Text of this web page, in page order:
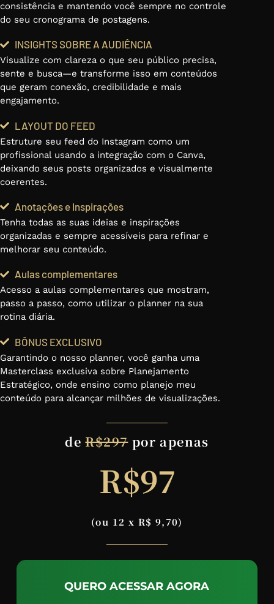
consistência e mantendo você sempre no controle
do seu cronograma de postagens.
INSIGHTS SOBRE A AUDIÊNCIA
Visualize com clareza o que seu público precisa,
sente e busca—e transforme isso em conteúdos
que geram conexão, credibilidade e mais
engajamento.
LAYOUT DO FEED
Estruture seu feed do Instagram como um
profissional usando a integração com o Canva,
deixando seus posts organizados e visualmente
coerentes.
Anotações e Inspirações
Tenha todas as suas ideias e inspirações
organizadas e sempre acessíveis para refinar e
melhorar seu conteúdo.
Aulas complementares
Acesso a aulas complementares que mostram,
passo a passo, como utilizar o planner na sua
rotina diária.
BÔNUS EXCLUSIVO
Garantindo o nosso planner, você ganha uma
Masterclass exclusiva sobre Planejamento
Estratégico, onde ensino como planejo meu
conteúdo para alcançar milhões de visualizações.
deR$297por apenas
R$97
(ou 12 x R$ 9,70)
QUERO ACESSAR AGORA